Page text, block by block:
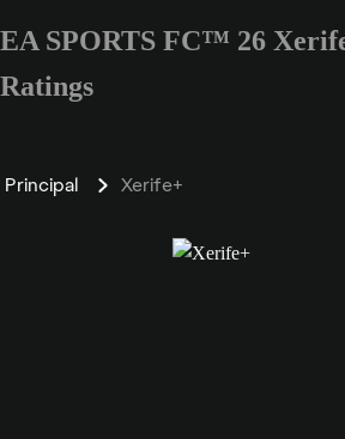
EA SPORTS FC™ 26
Ratings
Principal Xerife+